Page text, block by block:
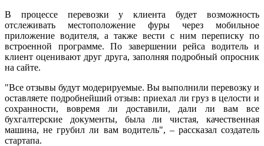
В процессе перевозки у клиента будет возможность
отслеживать местоположение фуры через мобильное
приложение водителя, а также вести с ним переписку по
встроенной программе. По завершении рейса водитель и
клиент оценивают друг друга, заполняя подробный опросник
на сайте.
"Все отзывы будут модерируемые. Вы выполнили перевозку и
оставляете подробнейший отзыв: приехал ли груз в целости и
сохранности, вовремя ли доставили, дали ли вам все
бухгалтерские документы, была ли чистая, качественная
машина, не грубил ли вам водитель", – рассказал создатель
стартапа.